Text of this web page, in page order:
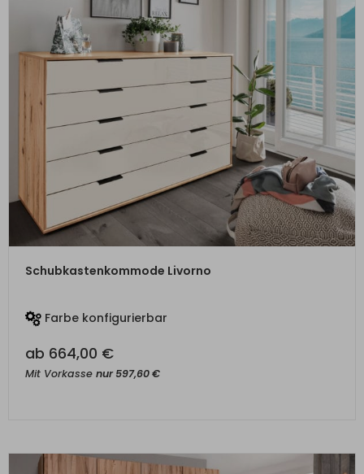
ZUM PRODUKT
Schubkastenkommode Livorno
Farbe konfigurierbar
ab 664,00 €
Mit Vorkasse nur597,60€